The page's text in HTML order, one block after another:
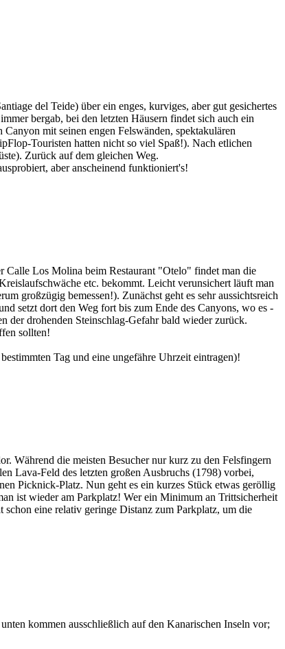
del Teide) über ein enges, kurviges, aber gut gesichertes
bergab, bei den letzten Häusern findet sich auch ein
mit seinen engen Felswänden, spektakulären
Touristen hatten nicht so viel Spaß!). Nach etlichen
Zurück auf dem gleichen Weg.
aber anscheinend funktioniert's!
Calle Los Molina beim Restaurant "Otelo" findet man die
etc. bekommt. Leicht verunsichert läuft man
großzügig bemessen!). Zunächst geht es sehr aussichtsreich
setzt dort den Weg fort bis zum Ende des Canyons, wo es -
der drohenden Steinschlag-Gefahr bald wieder zurück.
sollten!
Tag und eine ungefähre Uhrzeit eintragen)!
Während die meisten Besucher nur kurz zu den Felsfingern
Lava-Feld des letzten großen Ausbruchs (1798) vorbei,
Picknick-Platz. Nun geht es ein kurzes Stück etwas geröllig
ist wieder am Parkplatz! Wer ein Minimum an Trittsicherheit
eine relativ geringe Distanz zum Parkplatz, um die
kommen ausschließlich auf den Kanarischen Inseln vor;